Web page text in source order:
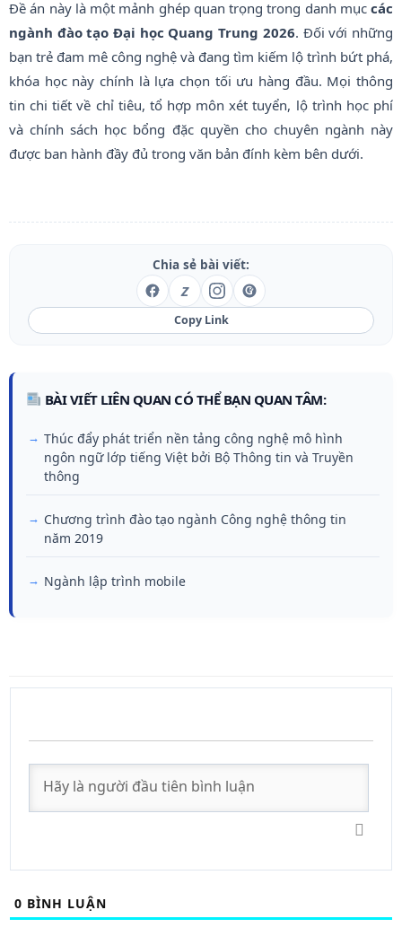
Đề án này là một mảnh ghép quan trọng trong danh mục các
ngành đào tạo Đại học Quang Trung 2026. Đối với những
bạn trẻ đam mê công nghệ và đang tìm kiếm lộ trình bứt phá,
khóa học này chính là lựa chọn tối ưu hàng đầu. Mọi thông
tin chi tiết về chỉ tiêu, tổ hợp môn xét tuyển, lộ trình học phí
và chính sách học bổng đặc quyền cho chuyên ngành này
được ban hành đầy đủ trong văn bản đính kèm bên dưới.
Chia sẻ bài viết:
Z
Copy Link
BÀI VIẾT LIÊN QUAN CÓ THỂ BẠN QUAN TÂM:
Thúc đẩy phát triển nền tảng công nghệ mô hình
ngôn ngữ lớp tiếng Việt bởi Bộ Thông tin và Truyền
thông
Chương trình đào tạo ngành Công nghệ thông tin
năm 2019
Ngành lập trình mobile
0 BÌNH LUẬN